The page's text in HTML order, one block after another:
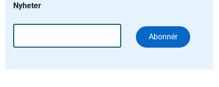
Nyheter
Abonnér